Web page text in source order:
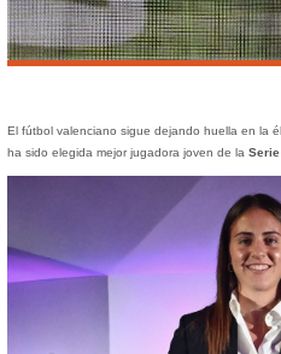
El fútbol valenciano sigue dejando huella en la
ha sido elegida mejor jugadora joven de la